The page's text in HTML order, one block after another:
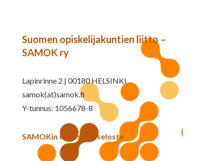
Suomen opiskelijakuntien liitto –
SAMOK ry
Lapinrinne 2 | 00180 HELSINKI
samok(at)samok.fi
Y-tunnus: 1056678-8
SAMOKin tietosuojaseloste